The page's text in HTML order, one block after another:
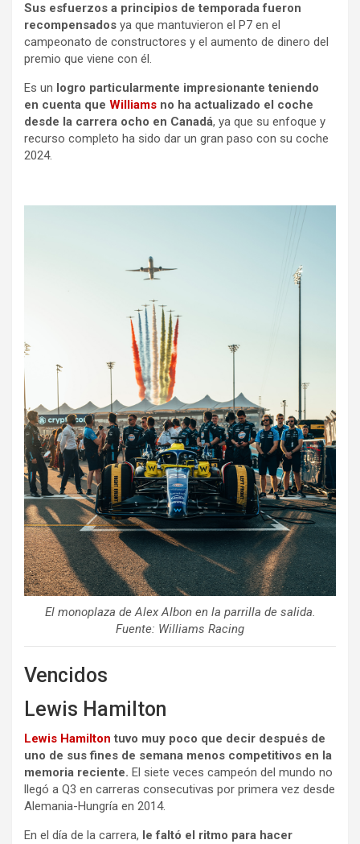
Sus esfuerzos a principios de temporada fueron
recompensados ya que mantuvieron el P7 en el
campeonato de constructores y el aumento de dinero del
premio que viene con él.
Es un logro particularmente impresionante teniendo
en cuenta que Williams no ha actualizado el coche
desde la carrera ocho en Canadá, ya que su enfoque y
recurso completo ha sido dar un gran paso con su coche
2024.
El monoplaza de Alex Albon en la parrilla de salida.
Fuente: Williams Racing
Vencidos
Lewis Hamilton
Lewis Hamilton tuvo muy poco que decir después de
uno de sus fines de semana menos competitivos en la
memoria reciente. El siete veces campeón del mundo no
llegó a Q3 en carreras consecutivas por primera vez desde
Alemania-Hungría en 2014.
En el día de la carrera, le faltó el ritmo para hacer